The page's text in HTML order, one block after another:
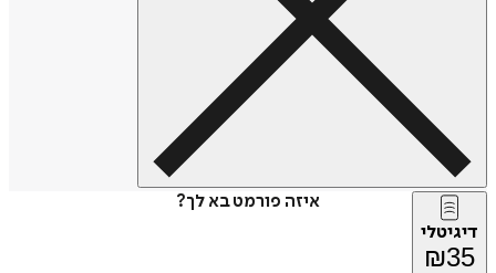
איזה פורמט בא לך?
דיגיטלי
₪35